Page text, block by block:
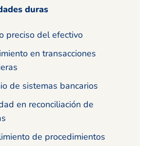
duras
preciso del efectivo
en transacciones
de sistemas bancarios
en reconciliación de
de procedimientos